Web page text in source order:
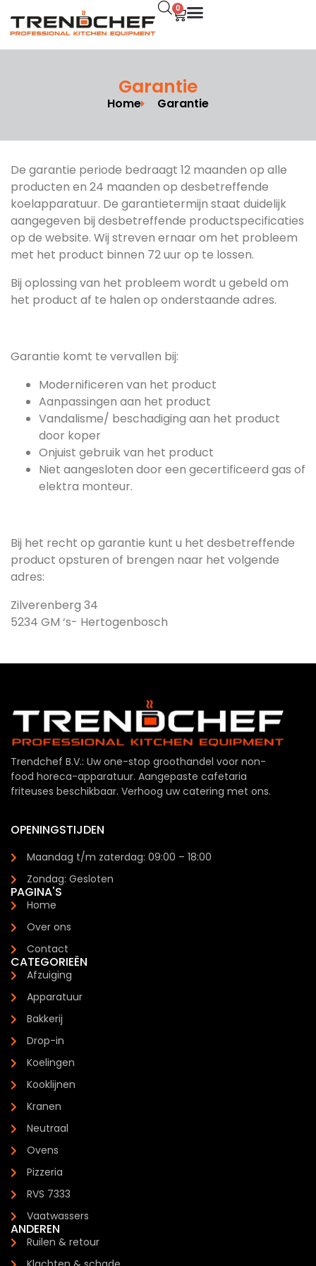
0
Garantie
Home Garantie
De garantie periode bedraagt 12 maanden op alle
producten en 24 maanden op desbetreffende
koelapparatuur. De garantietermijn staat duidelijk
aangegeven bij desbetreffende productspecificaties
op de website. Wij streven ernaar om het probleem
met het product binnen 72 uur op te lossen.
Bij oplossing van het probleem wordt u gebeld om
het product af te halen op onderstaande adres.
Garantie komt te vervallen bij:
Modernificeren van het product
Aanpassingen aan het product
Vandalisme/ beschadiging aan het product
door koper
Onjuist gebruik van het product
Niet aangesloten door een gecertificeerd gas of
elektra monteur.
Bij het recht op garantie kunt u het desbetreffende
product opsturen of brengen naar het volgende
adres:
Zilverenberg 34
5234 GM ‘s- Hertogenbosch
Trendchef B.V.: Uw one-stop groothandel voor non-
food horeca-apparatuur. Aangepaste cafetaria
friteuses beschikbaar. Verhoog uw catering met ons.
OPENINGSTIJDEN
Maandag t/m zaterdag: 09:00 – 18:00
Zondag: Gesloten
PAGINA'S
Home
Over ons
Contact
CATEGORIEËN
Afzuiging
Apparatuur
Bakkerij
Drop-in
Koelingen
Kooklijnen
Kranen
Neutraal
Ovens
Pizzeria
RVS 7333
Vaatwassers
ANDEREN
Ruilen & retour